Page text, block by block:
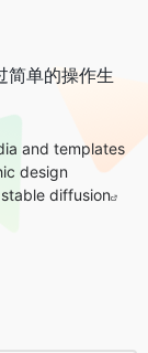
简单的操作生
and templates
design
stable diffusion